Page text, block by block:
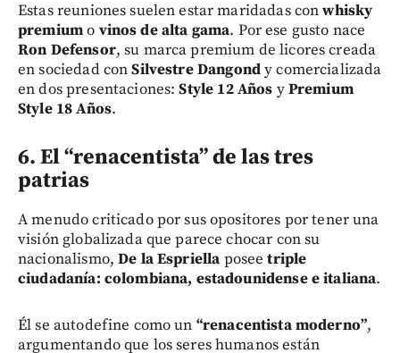
Estas reuniones suelen estar maridadas conwhisky
premiumo vinos de alta gama. Por ese gusto nace
Ron Defensor, su marca premium de licores creada
en sociedad conSilvestre Dangondy comercializada
en dos presentaciones:Style 12 Años yPremium
Style 18 Años.
6. El “renacentista” de las tres
patrias
A menudo criticado por sus opositores por tener una
visión globalizada que parece chocar con su
nacionalismo,De la Espriella poseetriple
ciudadanía: colombiana, estadounidense e italiana.
Él se autodefine como un “renacentista moderno”,
argumentando que los seres humanos están